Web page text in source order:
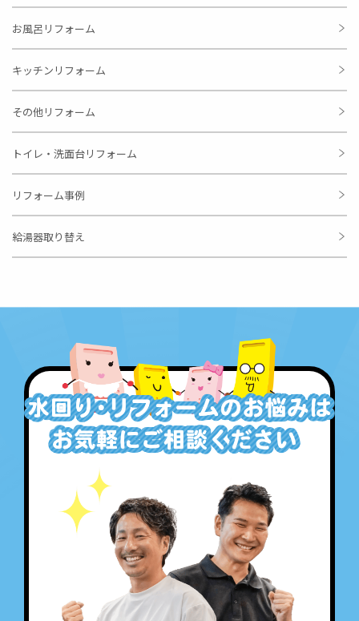
お風呂リフォーム
キッチンリフォーム
その他リフォーム
トイレ・洗面台リフォーム
リフォーム事例
給湯器取り替え